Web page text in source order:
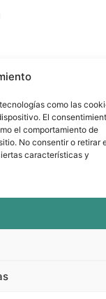
como las
El
el comportamiento de
No consentir o retirar
características y